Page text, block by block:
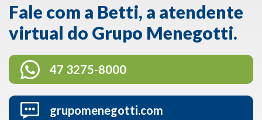
Fale com a Betti, a atendente
virtual do Grupo Menegotti.
47 3275-8000
grupomenegotti.com